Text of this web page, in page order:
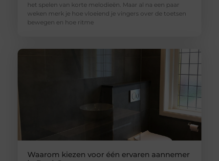
het spelen van korte melodieën. Maar al na een paar
weken merk je hoe vloeiend je vingers over de toetsen
bewegen en hoe ritme
Waarom kiezen voor één ervaren aannemer